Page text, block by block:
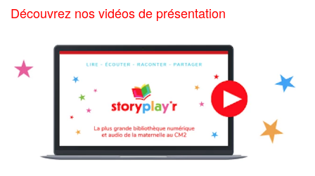
Découvrez nos vidéos de présentation